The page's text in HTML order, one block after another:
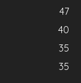
47
40
35
35